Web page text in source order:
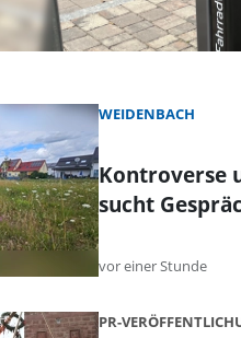
WEIDENBACH
Kontroverse
sucht
vor einer Stunde
PR-